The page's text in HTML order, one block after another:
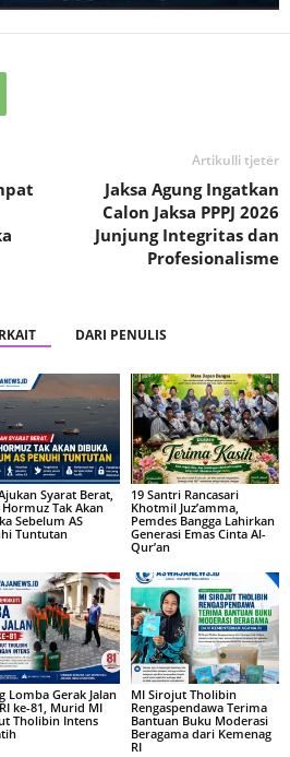
Artikulli tjetër
Jaksa Agung Ingatkan
Calon Jaksa PPPJ 2026
Junjung Integritas dan
Profesionalisme
DARI PENULIS
Syarat Berat,
Hormuz Tak Akan
Sebelum AS
Tuntutan
19 Santri Rancasari
Khotmil Juz’amma,
Pemdes Bangga Lahirkan
Generasi Emas Cinta Al-
Qur’an
Lomba Gerak Jalan
ke-81, Murid MI
Tholibin Intens
MI Sirojut Tholibin
Rengaspendawa Terima
Bantuan Buku Moderasi
Beragama dari Kemenag
RI